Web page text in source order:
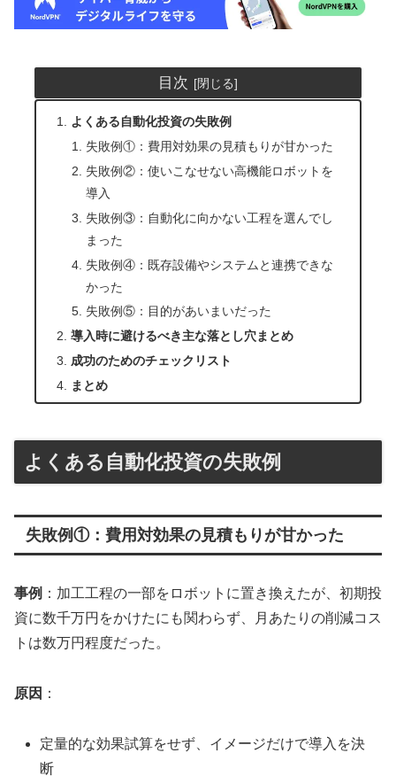
目次
よくある自動化投資の失敗例
失敗例①：費用対効果の見積もりが甘かった
失敗例②：使いこなせない高機能ロボットを
導入
失敗例③：自動化に向かない工程を選んでし
まった
失敗例④：既存設備やシステムと連携できな
かった
失敗例⑤：目的があいまいだった
導入時に避けるべき主な落とし穴まとめ
成功のためのチェックリスト
まとめ
よくある自動化投資の失敗例
失敗例①：費用対効果の見積もりが甘かった
事例 ：加工工程の一部をロボットに置き換えたが、初期投
資に数千万円をかけたにも関わらず、月あたりの削減コス
トは数万円程度だった。
原因 ：
定量的な効果試算をせず、イメージだけで導入を決
断